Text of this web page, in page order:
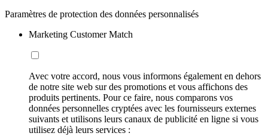
Paramètres de protection des données personnalisés
Marketing Customer Match
Avec votre accord, nous vous informons également en dehors
de notre site web sur des promotions et vous affichons des
produits pertinents. Pour ce faire, nous comparons vos
données personnelles cryptées avec les fournisseurs externes
suivants et utilisons leurs canaux de publicité en ligne si vous
utilisez déjà leurs services :